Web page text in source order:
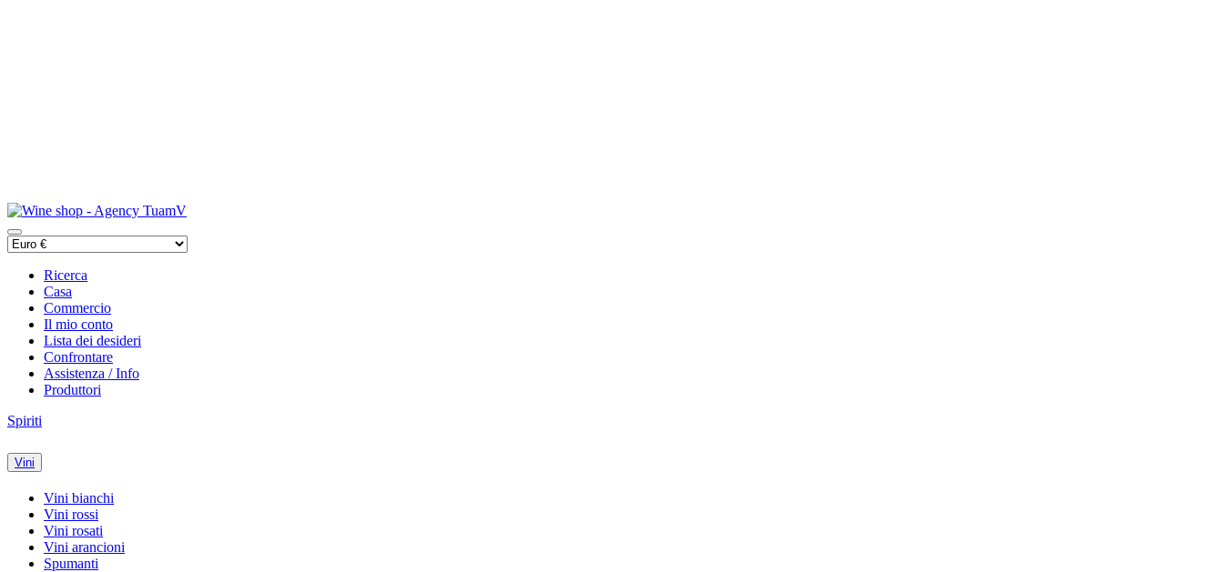
Ricerca
Casa
Commercio
Il mio conto
Lista dei desideri
Confrontare
Assistenza / Info
Produttori
Spiriti
Vini
Vini bianchi
Vini rossi
Vini rosati
Vini arancioni
Spumanti